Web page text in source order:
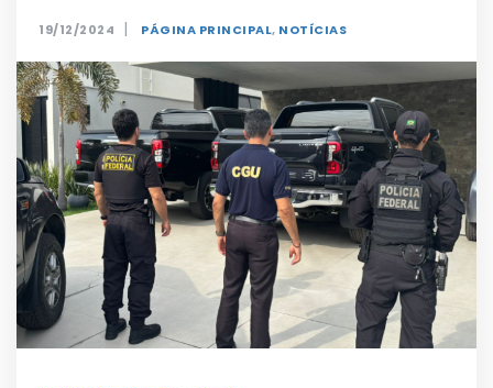
19/12/2024 | PÁGINA PRINCIPAL, NOTÍCIAS